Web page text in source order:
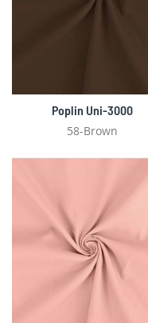
Poplin Uni-3000
58-Brown